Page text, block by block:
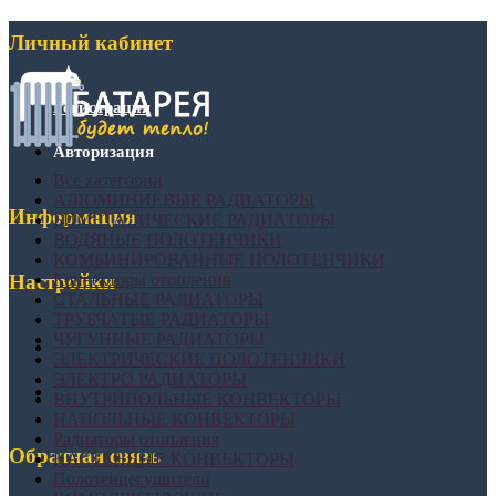
Личный кабинет
Регистрация
Авторизация
Информация
Настройки
Обратная связь
БИМЕТАЛИЧЕСКИЕ РАДИАТОРЫ
Конвекторы отопления
СТАЛЬНЫЕ РАДИАТОРЫ
НАСТЕННЫЕ КОНВЕКТОРЫ